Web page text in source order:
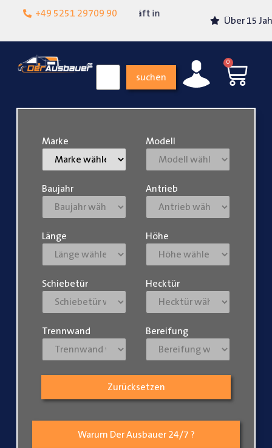
+49 5251 29709 90
Lokalgeschäft in
Über 15 Jahre Erfahrung
suchen
0
Warum Der Ausbauer 24/7 ?
Marke Modell
Baujahr Antrieb
Länge Höhe
Schiebetür Hecktür
Trennwand Bereifung
Zurücksetzen